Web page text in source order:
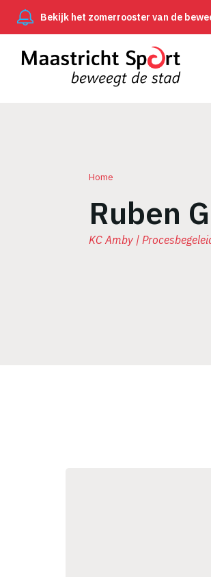
Bekijk het zomerrooster van de
Kruimelpad
Home
Ruben
KC Amby |